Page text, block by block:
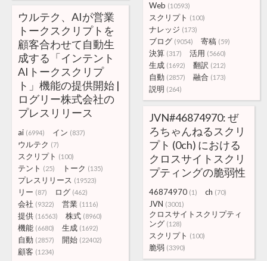
Web (10593)
スクリプト (100)
ナレッジ (173)
ブログ (9054) 寄稿 (59)
決算 (317) 活用 (5660)
生成 (1692) 翻訳 (212)
自動 (2857) 融合 (173)
説明 (264)
ウルテク、AIが営業
トークスクリプトを
顧客合わせて自動生
成する「インテント
AIトークスクリプ
ト」機能の提供開始 |
ログリー株式会社の
プレスリリース
ai (6994) イン (837)
ウルテク (7)
スクリプト (100)
テント (25) トーク (135)
プレスリリース (19523)
リー (87) ログ (462)
会社 (9322) 営業 (1116)
提供 (16563) 株式 (8960)
機能 (6680) 生成 (1692)
自動 (2857) 開始 (22402)
顧客 (1234)
JVN#46874970: ぜ
ろちゃんねるスクリ
プト (0ch) における
クロスサイトスクリ
プティングの脆弱性
46874970 (1) ch (70)
JVN (3001)
クロスサイトスクリプティ
ング (128)
スクリプト (100)
脆弱 (3390)